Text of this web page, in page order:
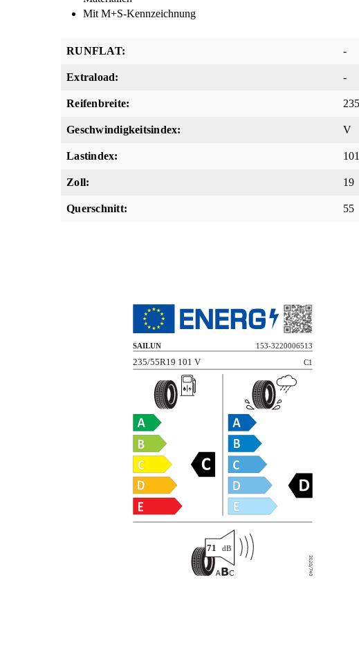
Mit M+S-Kennzeichnung
RUNFLAT: -
Extraload: -
Reifenbreite: 235
Geschwindigkeitsindex: V
Lastindex: 101
Zoll: 19
Querschnitt: 55